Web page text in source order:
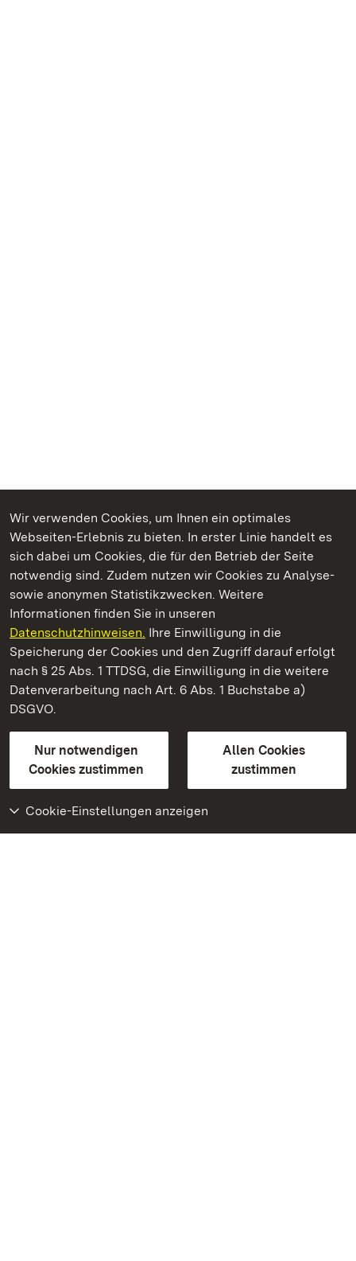
Wir verwenden Cookies, um Ihnen ein optimales
Webseiten-Erlebnis zu bieten. In erster Linie handelt es
sich dabei um Cookies, die für den Betrieb der Seite
notwendig sind. Zudem nutzen wir Cookies zu Analyse-
sowie anonymen Statistikzwecken. Weitere
Informationen finden Sie in unseren
Datenschutzhinweisen. Ihre Einwilligung in die
Speicherung der Cookies und den Zugriff darauf erfolgt
nach § 25 Abs. 1 TTDSG, die Einwilligung in die weitere
Datenverarbeitung nach Art. 6 Abs. 1 Buchstabe a)
DSGVO.
Nur notwendigen
Cookies zustimmen
Allen Cookies
zustimmen
Cookie-Einstellungen anzeigen
Kommen. Staunen. Genießen.
Hochburg bei Emmendingen
Staatliche Schlösser und Gärten Baden-Württemberg
Kontakt
GebärdenspracheLeichte Sprache
Erklärung zur Barrierefreiheit
BITV-konform (geprüfte Seiten)
Weiteres